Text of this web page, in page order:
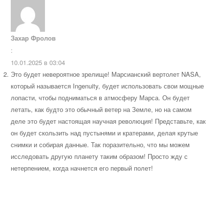
Захар Фролов
:
10.01.2025 в 03:04
Это будет невероятное зрелище! Марсианский вертолет NASA,
который называется Ingenuity, будет использовать свои мощные
лопасти, чтобы подниматься в атмосферу Марса. Он будет
летать, как будто это обычный ветер на Земле, но на самом
деле это будет настоящая научная революция! Представьте, как
он будет скользить над пустынями и кратерами, делая крутые
снимки и собирая данные. Так поразительно, что мы можем
исследовать другую планету таким образом! Просто жду с
нетерпением, когда начнется его первый полет!